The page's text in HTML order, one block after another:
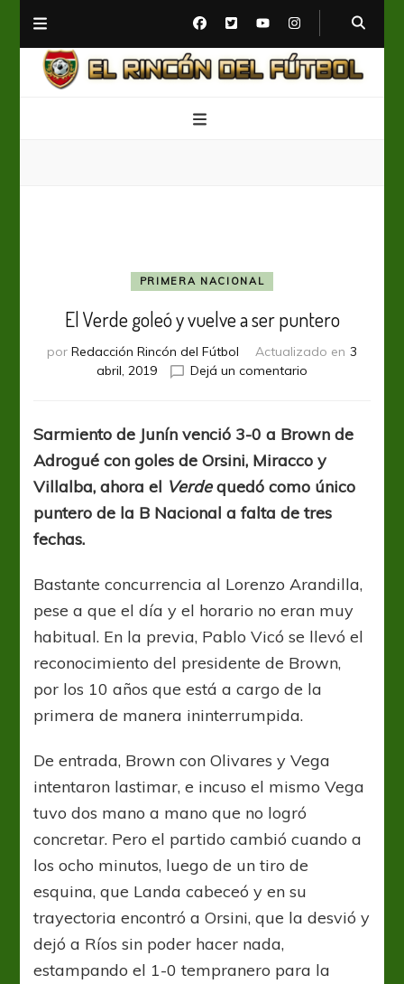
PRIMERA NACIONAL
El Verde goleó y vuelve a ser puntero
por Redacción Rincón del Fútbol Actualizado en 3
abril, 2019
Dejá un comentario
y
vuelve
a
puntero
Sarmiento de Junín venció 3-0 a Brown de
Adrogué con goles de Orsini, Miracco y
Villalba, ahora el Verdequedó como único
puntero de la B Nacional a falta de tres
fechas.
Bastante concurrencia al Lorenzo Arandilla,
pese a que el día y el horario no eran muy
habitual. En la previa, Pablo Vicó se llevó el
reconocimiento del presidente de Brown,
por los 10 años que está a cargo de la
primera de manera ininterrumpida.
De entrada, Brown con Olivares y Vega
intentaron lastimar, e incuso el mismo Vega
tuvo dos mano a mano que no logró
concretar. Pero el partido cambió cuando a
los ocho minutos, luego de un tiro de
esquina, que Landa cabeceó y en su
trayectoria encontró a Orsini, que la desvió y
dejó a Ríos sin poder hacer nada,
estampando el 1-0 tempranero para la